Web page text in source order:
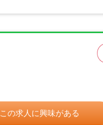
この求人に興味がある